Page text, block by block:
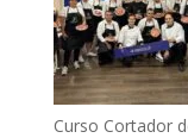
Curso Cortador